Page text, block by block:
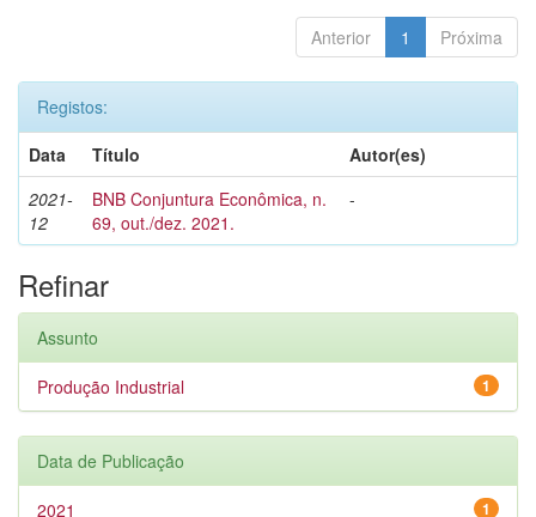
Anterior 1 Próxima
Registos:
Data
Título
Autor(es)
2021-
12
BNB Conjuntura Econômica, n.
69, out./dez. 2021.
-
Refinar
Assunto
1
Produção Industrial
Data de Publicação
1
2021